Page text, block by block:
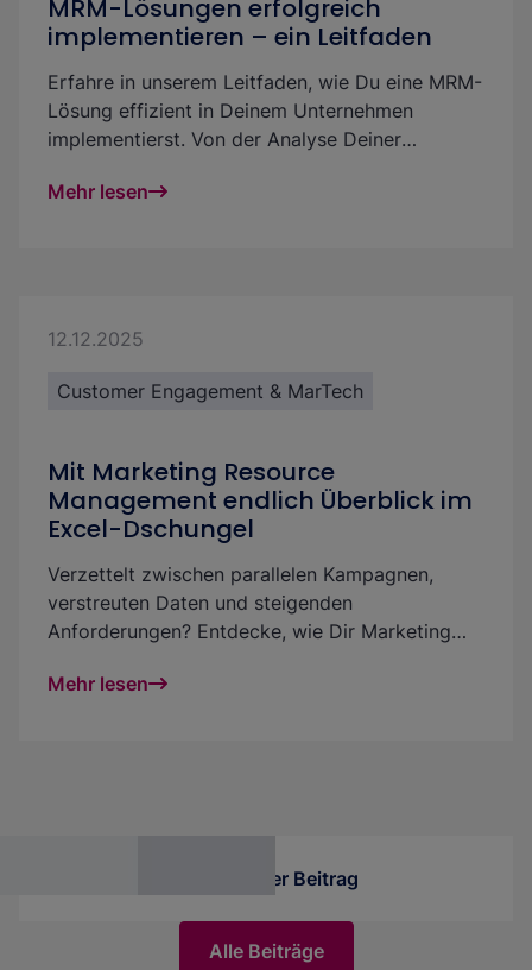
MRM-Lösungen erfolgreich
implementieren – ein Leitfaden
Erfahre in unserem Leitfaden, wie Du eine MRM-
Lösung effizient in Deinem Unternehmen
implementierst. Von der Analyse Deiner
Anforderungen bis zur Weiterentwicklung. So
Mehr lesen
12.12.2025
Customer Engagement & MarTech
Mit Marketing Resource
Management endlich Überblick im
Excel-Dschungel
Verzettelt zwischen parallelen Kampagnen,
verstreuten Daten und steigenden
Anforderungen? Entdecke, wie Dir Marketing
zentralen Plattform Klarheit, Kontrolle und
Mehr lesen
Vorheriger Beitrag
Alle Beiträge